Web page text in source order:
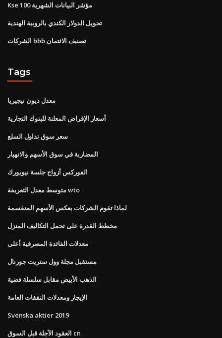
Kse 100 مؤشر البيانات الشهرية
تحويل الدولار الكندي بالروبية الهندية
الشركات bbb تصنيف الائتمان
Tags
معدل ديون نيجيريا
أسعار الإقراض المعلنة للبنوك التجارية
سعر سوق تداول السلع
المضاربة في سوق الأسهم والانهيار
الفوركس أزواج جلسة نيويورك
متوسط ​​معدل التعريفة wto
لماذا تقوم الشركات بعكس الأسهم المنقسمة
مخطط القدرة على تحمل التكاليف المنزل
معدلات الفائدة المصرفية أعلى
مستقبل مجلة وول ستريت جورنال
الذهب الأبيض مقابل سلسلة فضية
الإيجار ومعدلات النفقات العامة
Svenska aktier 2019
العقود الآجلة قبل السوق cn